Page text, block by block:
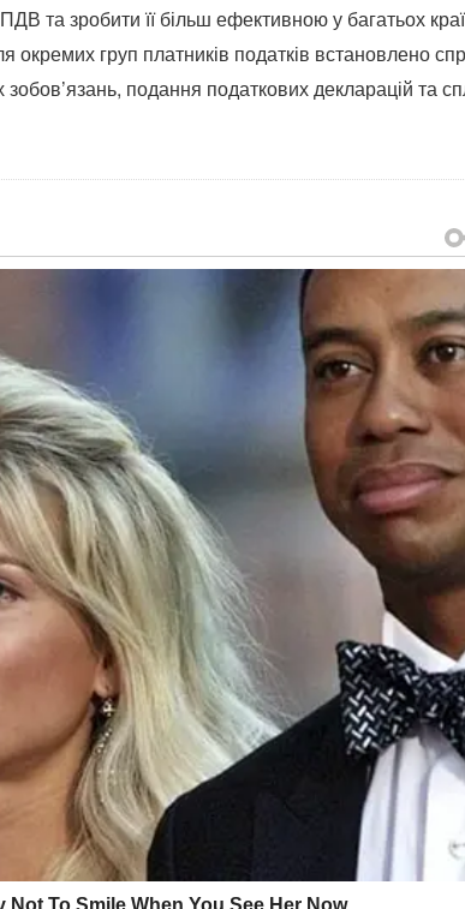
та зробити її більш ефективною у багатьох
окремих груп платників податків встановлено
подання податкових декларацій та